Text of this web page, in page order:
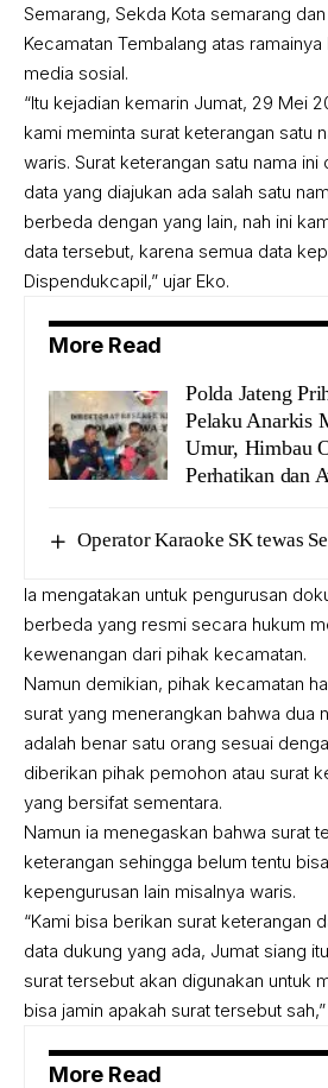
Semarang, Sekda Kota semarang
Kecamatan Tembalang atas
media sosial.
“Itu kejadian kemarin Jumat, 29 Mei
kami meminta surat keterangan satu
waris. Surat keterangan satu nama ini
data yang diajukan ada salah satu
berbeda dengan yang lain, nah ini
data tersebut, karena semua data
Dispendukcapil,” ujar Eko.
More Read
Polda Jateng
Pelaku Anarkis
Umur, Himbau
Perhatikan dan
Operator Karaoke SK tewas
Ia mengatakan untuk pengurusan
berbeda yang resmi secara hukum
kewenangan dari pihak kecamatan.
Namun demikian, pihak kecamatan
surat yang menerangkan bahwa dua
adalah benar satu orang sesuai
diberikan pihak pemohon atau surat
yang bersifat sementara.
Namun ia menegaskan bahwa surat
keterangan sehingga belum tentu
kepengurusan lain misalnya waris.
“Kami bisa berikan surat keterangan
data dukung yang ada, Jumat siang
surat tersebut akan digunakan untuk
bisa jamin apakah surat tersebut
More Read